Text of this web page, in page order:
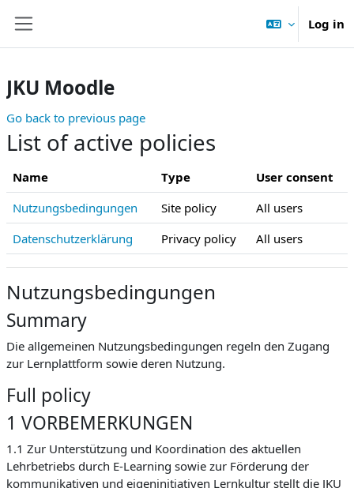
Log in
JKU Moodle
Go back to previous page
List of active policies
Name Type
User consent
Nutzungsbedingungen
Site policy
All users
Datenschutzerklärung
Privacy policy All users
Nutzungsbedingungen
Summary
Die allgemeinen Nutzungsbedingungen regeln den Zugang
zur Lernplattform sowie deren Nutzung.
Full policy
1 VORBEMERKUNGEN
1.1 Zur Unterstützung und Koordination des aktuellen
Lehrbetriebs durch E-Learning sowie zur Förderung der
kommunikativen und eigeninitiativen Lernkultur stellt die JKU